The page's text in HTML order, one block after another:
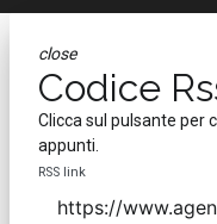
close
Codice
Clicca sul pulsante per
appunti.
RSS link